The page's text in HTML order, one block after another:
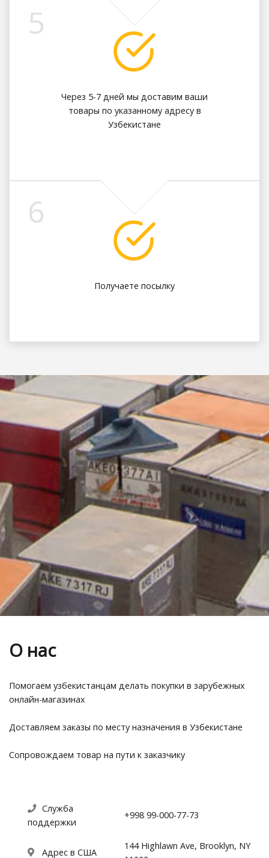
5
Через 5-7 дней мы доставим ваши
товары по указанному адресу в
Узбекистане
6
Получаете посылку
О нас
Помогаем узбекистанцам делать покупки в зарубежных
онлайн-магазинах
Доставляем заказы по месту назначения в Узбекистане
Сопровождаем товар на пути к заказчику
Служба
поддержки
+998 99-000-77-73
Адрес в США
144 Highlawn Ave, Brooklyn, NY